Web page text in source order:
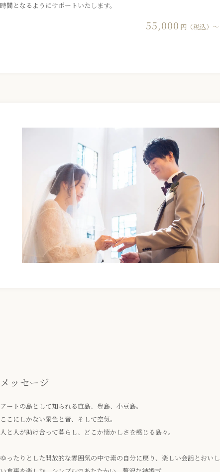
時間となるようにサポートいたします。
55,000 円（税込）〜
メッセージ
アートの島として知られる直島、豊島、小豆島。
ここにしかない景色と音、そして空気。
人と人が助け合って暮らし、どこか懐かしさを感じる島々。
ゆったりとした開放的な雰囲気の中で素の自分に戻り、楽しい会話とおいし